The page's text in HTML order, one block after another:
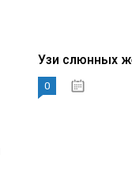
Узи слюнных
0